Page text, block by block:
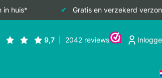
in huis* Gratis en verzekerd